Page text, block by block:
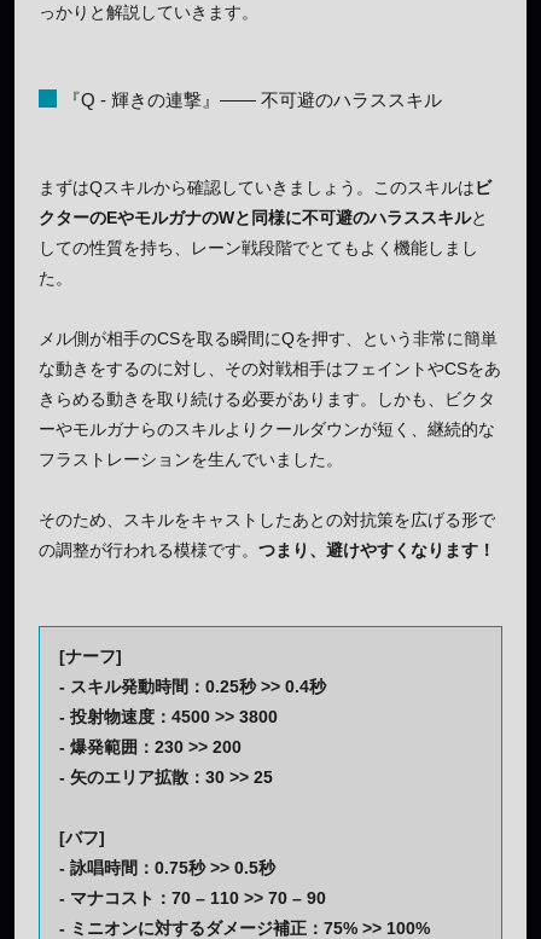
っかりと解説していきます。
『Q - 輝きの連撃』―― 不可避のハラススキル
まずはQスキルから確認していきましょう。このスキルはビ
クターのEやモルガナのWと同様に不可避のハラススキルと
しての性質を持ち、レーン戦段階でとてもよく機能しまし
た。
メル側が相手のCSを取る瞬間にQを押す、という非常に簡単
な動きをするのに対し、その対戦相手はフェイントやCSをあ
きらめる動きを取り続ける必要があります。しかも、ビクタ
ーやモルガナらのスキルよりクールダウンが短く、継続的な
フラストレーションを生んでいました。
そのため、スキルをキャストしたあとの対抗策を広げる形で
の調整が行われる模様です。 つまり、避けやすくなります！
[ナーフ]
- スキル発動時間：0.25秒 >> 0.4秒
- 投射物速度：4500 >> 3800
- 爆発範囲：230 >> 200
- 矢のエリア拡散：30 >> 25
[バフ]
- 詠唱時間：0.75秒 >> 0.5秒
- マナコスト：70 – 110 >> 70 – 90
- ミニオンに対するダメージ補正：75% >> 100%